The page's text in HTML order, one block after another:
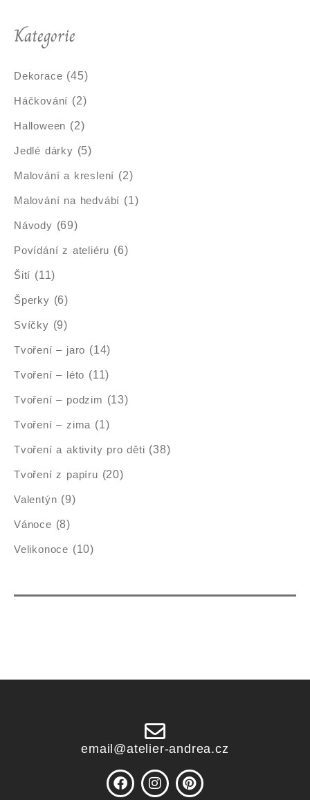
Kategorie
Dekorace (45)
Háčkování (2)
Halloween (2)
Jedlé dárky (5)
Malování a kreslení (2)
Malování na hedvábí (1)
Návody (69)
Povídání z ateliéru (6)
Šití (11)
Šperky (6)
Svíčky (9)
Tvoření – jaro (14)
Tvoření – léto (11)
Tvoření – podzim (13)
Tvoření – zima (1)
Tvoření a aktivity pro děti (38)
Tvoření z papíru (20)
Valentýn (9)
Vánoce (8)
Velikonoce (10)
email@atelier-andrea.cz
F
a
I
n
P
i